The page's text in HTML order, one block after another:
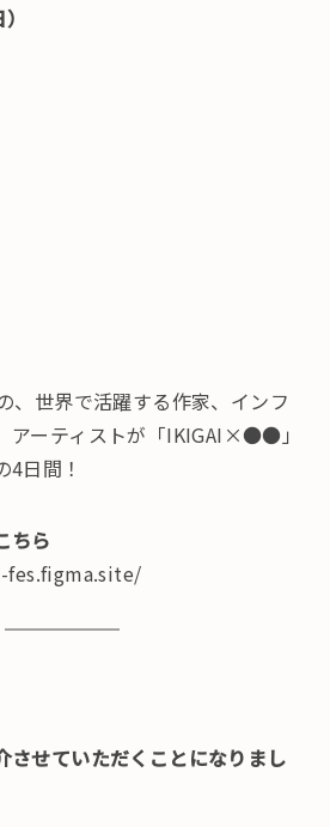
、世界で活躍する作家、インフ
アーティストが「IKIGAI×●●」
日間！
ちら
させていただくことになりまし